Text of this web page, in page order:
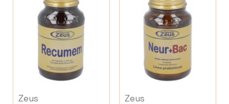
Zeus Zeus